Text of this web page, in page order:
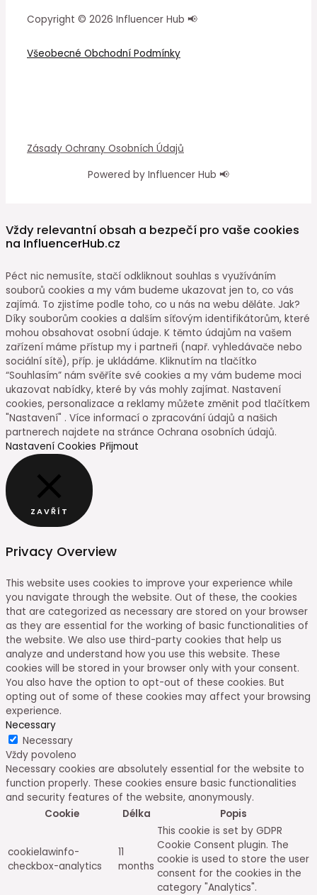
Copyright © 2026 Influencer Hub 📢
Všeobecné Obchodní Podmínky
Zásady Ochrany Osobních Údajů
Powered by Influencer Hub 📢
Vždy relevantní obsah a bezpečí pro vaše cookies
na InfluencerHub.cz
Péct nic nemusíte, stačí odkliknout souhlas s využíváním
souborů cookies a my vám budeme ukazovat jen to, co vás
zajímá. To zjistíme podle toho, co u nás na webu děláte. Jak?
Díky souborům cookies a dalším síťovým identifikátorům, které
mohou obsahovat osobní údaje. K těmto údajům na vašem
zařízení máme přístup my i partneři (např. vyhledávače nebo
sociální sítě), příp. je ukládáme. Kliknutím na tlačítko
“Souhlasím” nám svěříte své cookies a my vám budeme moci
ukazovat nabídky, které by vás mohly zajímat. Nastavení
cookies, personalizace a reklamy můžete změnit pod tlačítkem
"Nastavení" . Více informací o zpracování údajů a našich
partnerech najdete na stránce Ochrana osobních údajů.
Nastavení Cookies Přijmout
ZAVŘÍT
Privacy Overview
This website uses cookies to improve your experience while
you navigate through the website. Out of these, the cookies
that are categorized as necessary are stored on your browser
as they are essential for the working of basic functionalities of
the website. We also use third-party cookies that help us
analyze and understand how you use this website. These
cookies will be stored in your browser only with your consent.
You also have the option to opt-out of these cookies. But
opting out of some of these cookies may affect your browsing
experience.
Necessary
Necessary
Vždy povoleno
Necessary cookies are absolutely essential for the website to
function properly. These cookies ensure basic functionalities
and security features of the website, anonymously.
Cookie
Délka Popis
cookielawinfo-
checkbox-analytics
11
months
This cookie is set by GDPR
Cookie Consent plugin. The
cookie is used to store the user
consent for the cookies in the
category "Analytics".